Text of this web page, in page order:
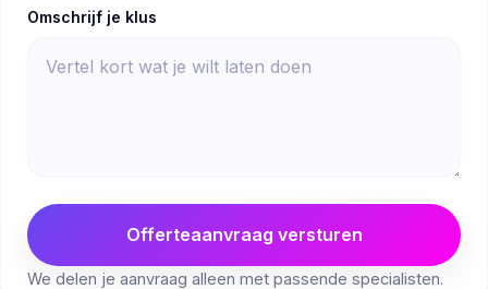
Omschrijf je klus
Offerteaanvraag versturen
We delen je aanvraag alleen met passende specialisten.